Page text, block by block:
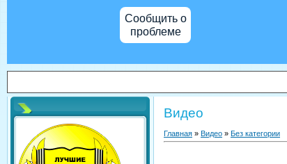
Сообщить о
проблеме
Видео
Главная » Видео » Без категории